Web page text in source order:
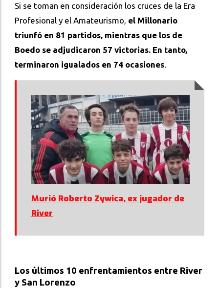
Si se toman en consideración los cruces de la Era
Profesional y el Amateurismo, el Millonario
triunfó en 81 partidos, mientras que los de
Boedo se adjudicaron 57 victorias. En tanto,
terminaron igualados en 74 ocasiones
Murió Roberto Zywica, ex jugador de
River
Los últimos 10 enfrentamientos entre River
y San Lorenzo